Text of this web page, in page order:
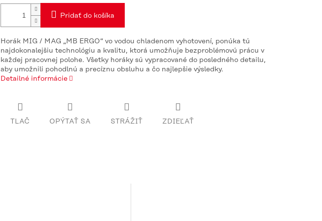
Pridať do košíka
Horák MIG / MAG „MB ERGO“ vo vodou chladenom vyhotovení, ponúka tú
najdokonalejšiu technológiu a kvalitu, ktorá umožňuje bezproblémovú prácu v
každej pracovnej polohe. Všetky horáky sú vypracované do posledného detailu,
aby umožnili pohodlnú a precíznu obsluhu a čo najlepšie výsledky.
Detailné informácie
TLAČ OPÝTAŤ SA STRÁŽIŤ ZDIEĽAŤ